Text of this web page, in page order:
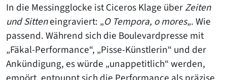
In die Messingglocke ist Ciceros Klage überZeiten
und Sitteneingraviert: „O Tempora, o mores„. Wie
passend. Während sich die Boulevardpresse mit
„Fäkal-Performance“, „Pisse-Künstlerin“ und der
Ankündigung, es würde „unappetitlich“ werden,